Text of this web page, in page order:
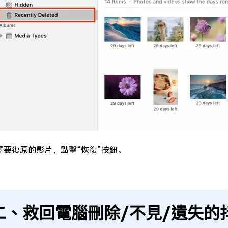
要復原的影片，點擊“恢復”按鈕。
、救回電腦刪除/不見/遺失的